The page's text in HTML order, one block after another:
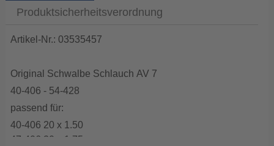
Produktsicherheitsverordnung
Artikel-Nr.: 03535457
Original Schwalbe Schlauch AV 7
40-406 - 54-428
passend für:
40-406 20 x 1.50
47-406 20 x 1.75